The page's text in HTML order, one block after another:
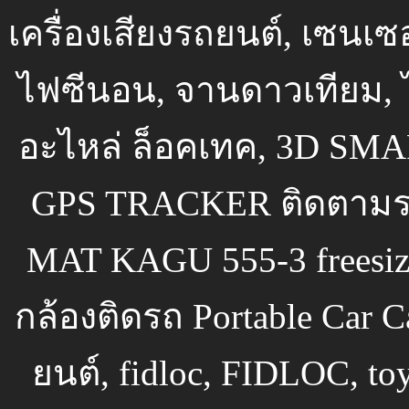
เครื่องเสียงรถยนต์, เซน
ไฟซีนอน, จานดาวเทียม,
อะไหล่ ล็อคเทค, 3D
GPS TRACKER ติดตา
MAT KAGU 555-3
กล้องติดรถ Portable Car
ยนต์, fidloc, FIDLOC,